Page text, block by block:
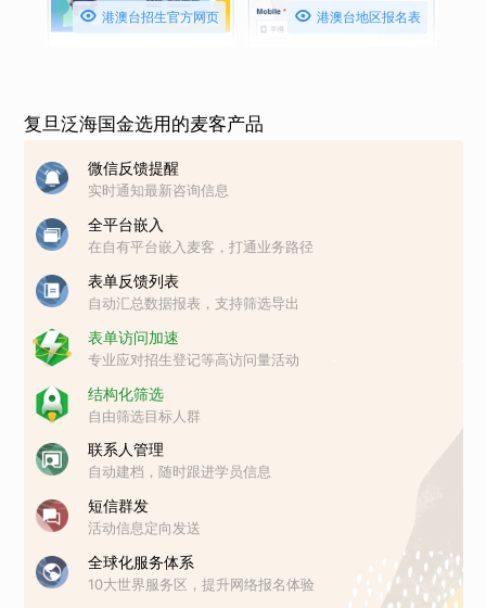
 港澳台招生官方网页  港澳台地区报名表
复旦泛海国金选用的麦客产品
微信反馈提醒
实时通知最新咨询信息
全平台嵌入
在自有平台嵌入麦客，打通业务路径
表单反馈列表
自动汇总数据报表，支持筛选导出
表单访问加速
专业应对招生登记等高访问量活动
结构化筛选
自由筛选目标人群
联系人管理
自动建档，随时跟进学员信息
短信群发
活动信息定向发送
全球化服务体系
10大世界服务区，提升网络报名体验